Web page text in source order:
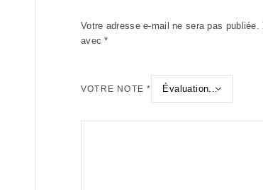
Votre adresse e-mail ne sera pas publiée.
avec*
VOTRE NOTE*